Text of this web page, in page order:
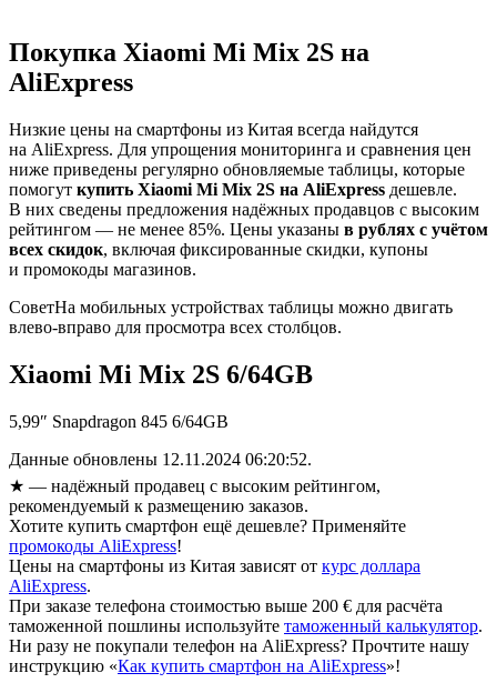
Покупка Xiaomi Mi Mix 2S на
AliExpress
Низкие цены на смартфоны из Китая всегда найдутся
на AliExpress. Для упрощения мониторинга и сравнения цен
ниже приведены регулярно обновляемые таблицы, которые
помогут купить Xiaomi Mi Mix 2S на AliExpress дешевле.
В них сведены предложения надёжных продавцов с высоким
рейтингом — не менее 85%. Цены указаны в рублях с учётом
всех скидок, включая фиксированные скидки, купоны
и промокоды магазинов.
СоветНа мобильных устройствах таблицы можно двигать
влево-вправо для просмотра всех столбцов.
Xiaomi Mi Mix 2S 6/64GB
5,99″ Snapdragon 845 6/64GB
Данные обновлены 12.11.2024 06:20:52.
★ — надёжный продавец с высоким рейтингом,
рекомендуемый к размещению заказов.
Хотите купить смартфон ещё дешевле? Применяйте
промокоды AliExpress!
Цены на смартфоны из Китая зависят от курс доллара
AliExpress.
При заказе телефона стоимостью выше 200 € для расчёта
таможенной пошлины используйте таможенный калькулятор.
Ни разу не покупали телефон на AliExpress? Прочтите нашу
инструкцию «Как купить смартфон на AliExpress»!